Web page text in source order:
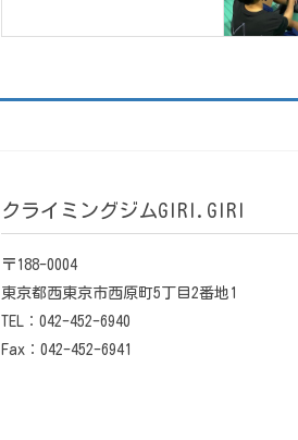
クライミングジムGIRI.GIRI
〒188-0004
東京都西東京市西原町5丁目2番地1
TEL：042-452-6940
Fax：042-452-6941